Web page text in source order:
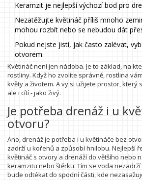
Keramzit je nejlepší výchozí bod pro
Nezatěžujte květináč příliš mnoho
mohou rozbít nebo se nebudou dát
Pokud nejste jistí, jak často zalévat,
otvorem.
Květináč není jen nádoba. Je to základ, na
rostliny. Když ho zvolíte správně, rostlina
květy a životem. A vy si užijete prostor, který
ale i cítí - jako živý.
Je potřeba drenáž i u
otvoru?
Ano, drenáž je potřeba i u květináče bez
zadrží u kořenů a způsobí hnilobu. Nejlepší
květináč s otvory a drenáží do většího nebo
keramzitu nebo štěrku. Tím se voda
bude odtékat do spodní části, kde